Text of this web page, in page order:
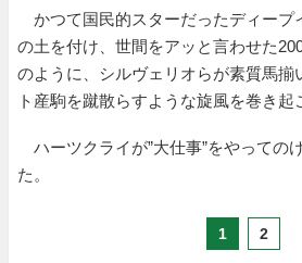
かつて国民的スターだったディープ
の土を付け、世間をアッと言わせた
のように、シルヴェリオらが素質馬揃
ト産駒を蹴散らすような旋風を巻き
ハーツクライが”大仕事”をやっての
た。
1 2